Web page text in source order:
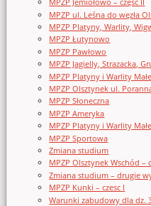
MPZP ul. Leśna do węzła
MPZP Platyny, Warlity,
MPZP Łutynowo
MPZP Pawłowo
MPZP Jagielly, Strazacka,
MPZP Platyny i Warlity Małe
MPZP Olsztynek ul.
MPZP Słoneczna
MPZP Ameryka
MPZP Platyny i Warlity
MPZP Sportowa
Zmiana studium
MPZP Olsztynek Wschód –
Zmiana studium – drugie
MPZP Kunki – czesc I
Warunki zabudowy dla dz.